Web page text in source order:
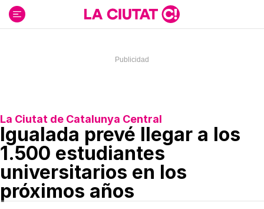
contenido
La Ciutat de Catalunya Central
Igualada prevé llegar a los
1.500 estudiantes
universitarios en los
próximos años